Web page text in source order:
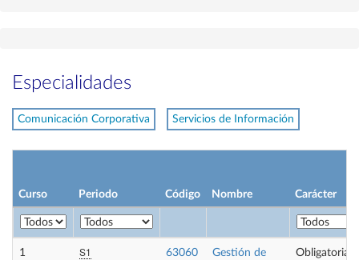
Especialidades
Comunicación Corporativa Servicios de Información
Curso Periodo Código Nombre Carácter
1 S1 63060
Gestión de
Obligatoria